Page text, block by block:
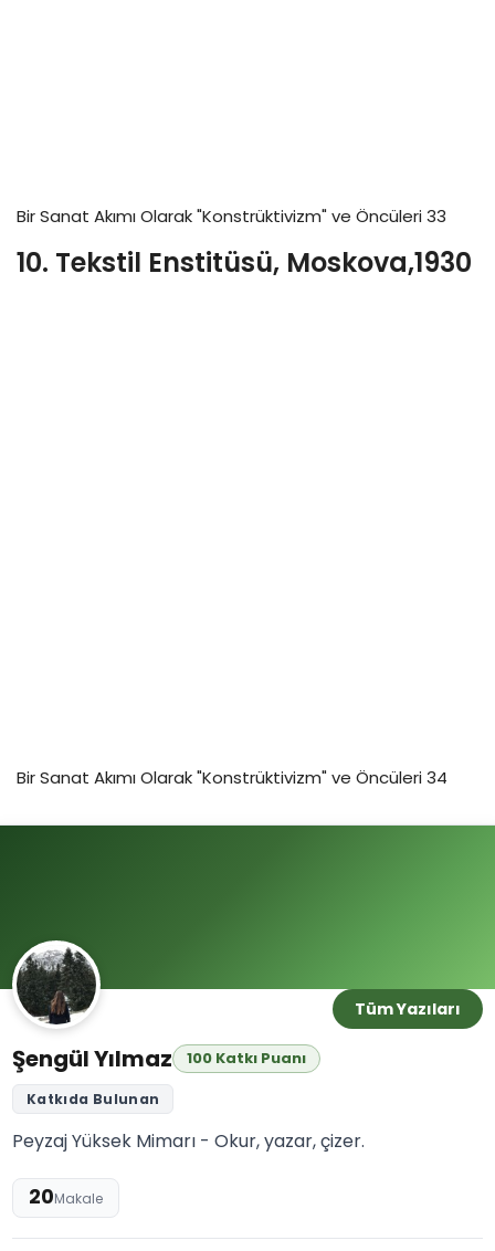
Bir Sanat Akımı Olarak "Konstrüktivizm" ve Öncüleri 33
10. Tekstil Enstitüsü, Moskova,1930
Bir Sanat Akımı Olarak "Konstrüktivizm" ve Öncüleri 34
Tüm Yazıları
Şengül Yılmaz 100 Katkı Puanı
Katkıda Bulunan
Peyzaj Yüksek Mimarı - Okur, yazar, çizer.
20Makale